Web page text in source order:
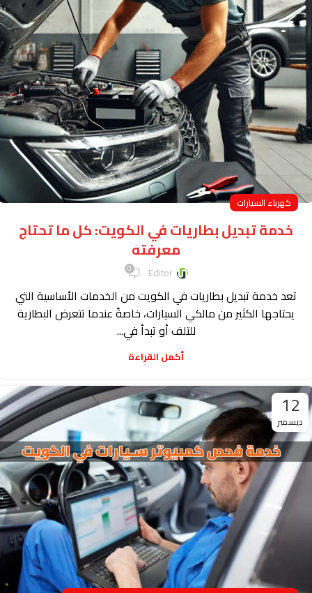
كهرباء السيارات
خدمة تبديل بطاريات في الكويت: كل ما تحتاج
معرفته
Editor
0
تعد خدمة تبديل بطاريات في الكويت من الخدمات الأساسية التي
يحتاجها الكثير من مالكي السيارات، خاصةً عندما تتعرض البطارية
للتلف أو تبدأ في...
أكمل القراءة
12
ديسمبر